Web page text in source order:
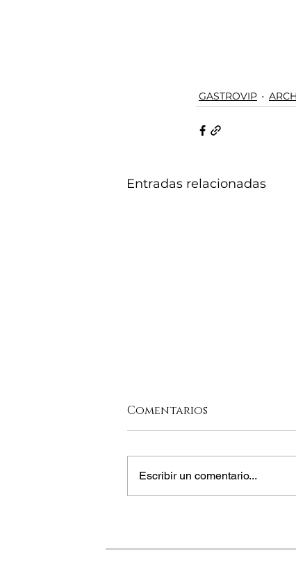
GASTROVIP
Entradas relacionadas
UNA OBRA MAESTRA
Comentarios
Escribir un comentario...